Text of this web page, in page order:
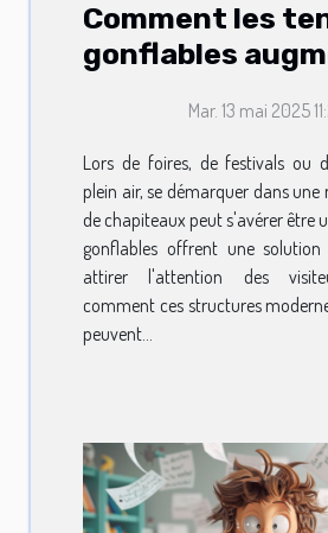
Comment les
gonflables
d'événements
Mar. 13 mai 2025
Lors de foires, de festivals ou
plein air, se démarquer dans
de chapiteaux peut s'avérer être
gonflables offrent une
attirer l'attention des
comment ces structures
peuvent...